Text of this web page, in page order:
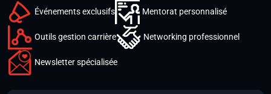
Événements exclusifs Mentorat personnalisé
Outils gestion carrière Networking professionnel
Newsletter spécialisée